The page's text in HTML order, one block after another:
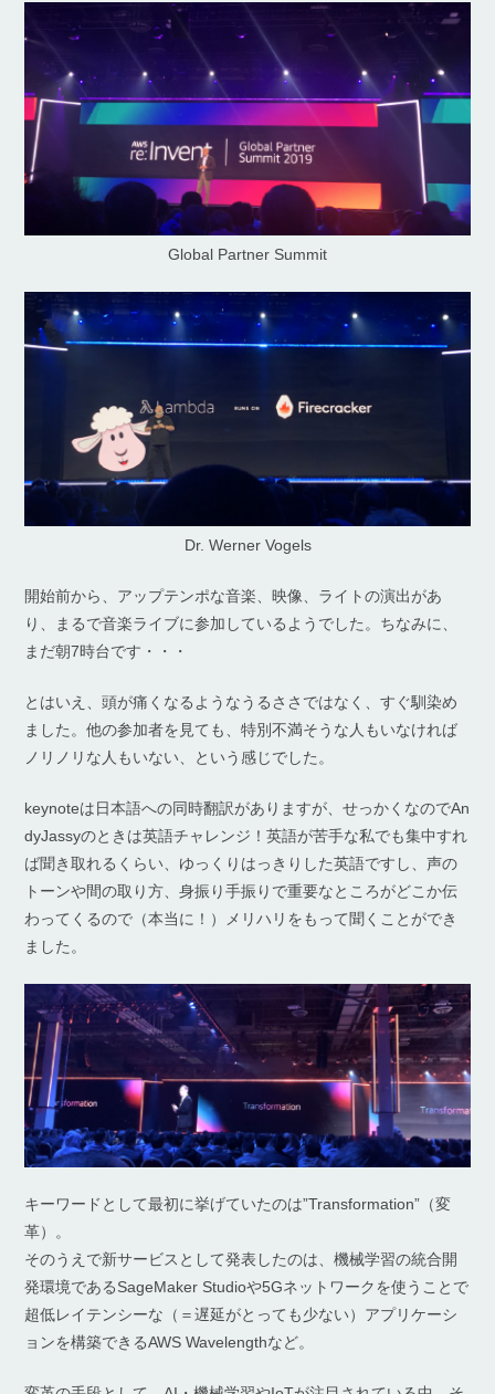
Global Partner Summit
Dr. Werner Vogels
開始前から、アップテンポな音楽、映像、ライトの演出があ
り、まるで音楽ライブに参加しているようでした。ちなみに、
まだ朝7時台です・・・
とはいえ、頭が痛くなるようなうるささではなく、すぐ馴染め
ました。他の参加者を見ても、特別不満そうな人もいなければ
ノリノリな人もいない、という感じでした。
keynoteは日本語への同時翻訳がありますが、せっかくなのでAn
dyJassyのときは英語チャレンジ！英語が苦手な私でも集中すれ
ば聞き取れるくらい、ゆっくりはっきりした英語ですし、声の
トーンや間の取り方、身振り手振りで重要なところがどこか伝
わってくるので（本当に！）メリハリをもって聞くことができ
ました。
キーワードとして最初に挙げていたのは”Transformation”（変
革）。
そのうえで新サービスとして発表したのは、機械学習の統合開
発環境であるSageMaker Studioや5Gネットワークを使うことで
超低レイテンシーな（＝遅延がとっても少ない）アプリケーシ
ョンを構築できるAWS Wavelengthなど。